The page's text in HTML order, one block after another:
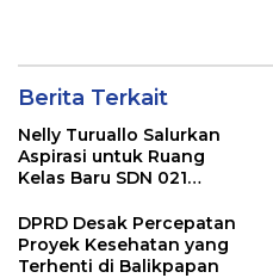
Berita Terkait
Nelly Turuallo Salurkan
Aspirasi untuk Ruang
Kelas Baru SDN 021
DPRD Desak Percepatan
Proyek Kesehatan yang
Terhenti di Balikpapan